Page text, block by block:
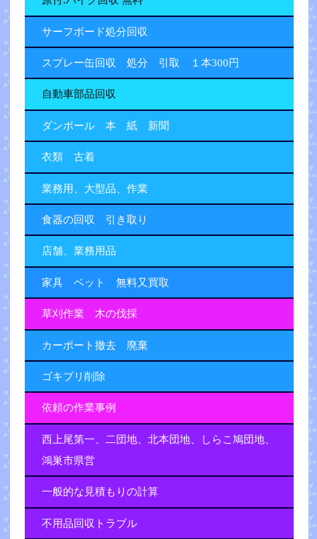
サーフボード処分回収
スプレー缶回収 処分 引取 １本300円
自動車部品回収
ダンボール 本 紙 新聞
衣類 古着
業務用、大型品、作業
食器の回収 引き取り
店舗、業務用品
家具 ベット 無料又買取
草刈作業 木の伐採
カーポート撤去 廃棄
ゴキブリ削除
依頼の作業事例
西上尾第一、二団地、北本団地、しらこ鳩団地、
鴻巣市県営
一般的な見積もりの計算
不用品回収トラブル